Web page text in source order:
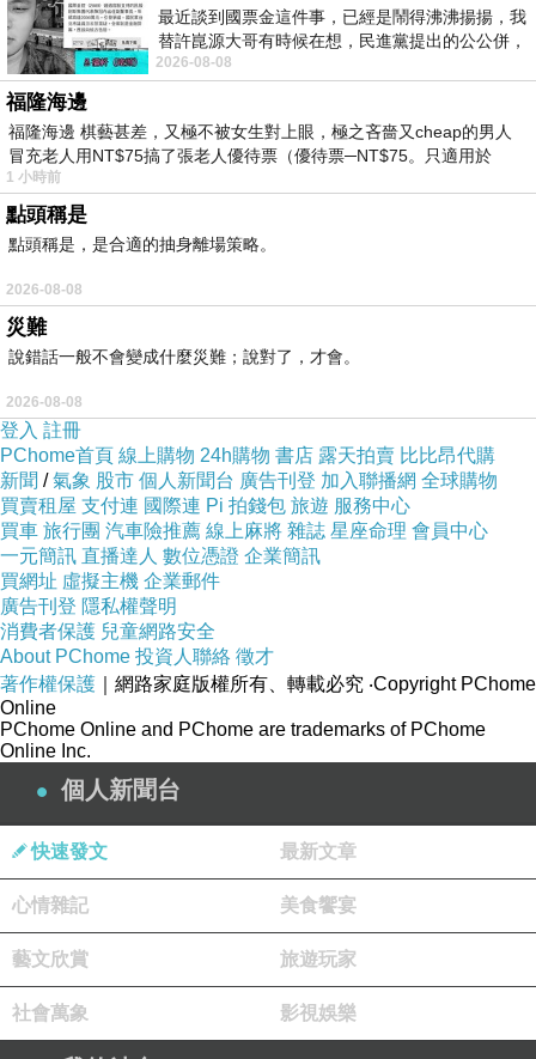
款式多,可隨意搭配服裝。
直接貼,不怕水。不想要時，輕輕撕掉就可以。
?
?
?
最近談到國票金這件事，已經是鬧得沸沸揚揚，我
替許崑源大哥有時候在想，民進黨提出的公公併，
其實就是想要國庫通黨庫，鬧出最大的醜
2026-08-08
福隆海邊
福隆海邊 棋藝甚差，又極不被女生對上眼，極之吝嗇又cheap的男人
冒充老人用NT$75搞了張老人優待票（優待票─NT$75。只適用於
1 小時前
點頭稱是
點頭稱是，是合適的抽身離場策略。
2026-08-08
災難
說錯話一般不會變成什麼災難；說對了，才會。
2026-08-08
登入 註冊
PChome首頁 線上購物 24h購物 書店 露天拍賣 比比昂代購
新聞 /氣象 股市 個人新聞台 廣告刊登 加入聯播網 全球購物
買賣租屋 支付連 國際連 Pi 拍錢包 旅遊 服務中心
買車 旅行團 汽車險推薦 線上麻將 雜誌 星座命理 會員中心
一元簡訊 直播達人 數位憑證 企業簡訊
買網址 虛擬主機 企業郵件
廣告刊登 隱私權聲明
消費者保護 兒童網路安全
About PChome 投資人聯絡 徵才
著作權保護 ｜網路家庭版權所有、轉載必究 ‧Copyright PChome
Online
PChome Online and PChome are trademarks of PChome
Online Inc.
個人新聞台
快速發文 最新文章
心情雜記 美食饗宴
藝文欣賞 旅遊玩家
社會萬象 影視娛樂